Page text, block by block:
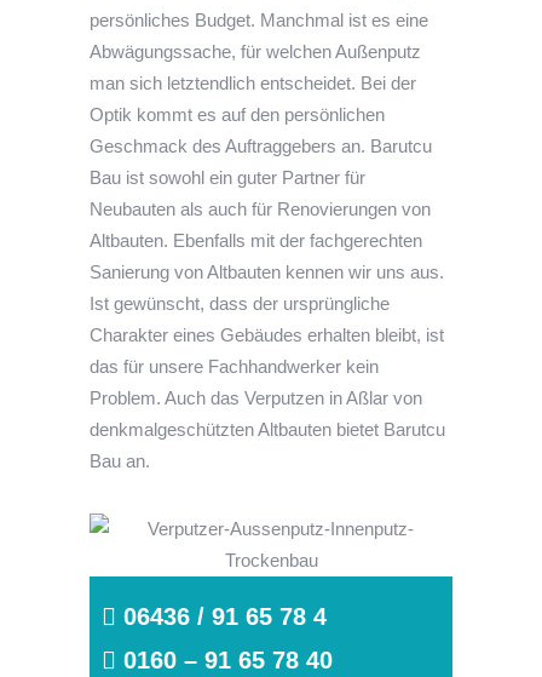
persönliches Budget. Manchmal ist es eine
Abwägungssache, für welchen Außenputz
man sich letztendlich entscheidet. Bei der
Optik kommt es auf den persönlichen
Geschmack des Auftraggebers an. Barutcu
Bau ist sowohl ein guter Partner für
Neubauten als auch für Renovierungen von
Altbauten. Ebenfalls mit der fachgerechten
Sanierung von Altbauten kennen wir uns aus.
Ist gewünscht, dass der ursprüngliche
Charakter eines Gebäudes erhalten bleibt, ist
das für unsere Fachhandwerker kein
Problem. Auch das Verputzen in Aßlar von
denkmalgeschützten Altbauten bietet Barutcu
Bau an.
06436 / 91 65 78 4
0160 – 91 65 78 40